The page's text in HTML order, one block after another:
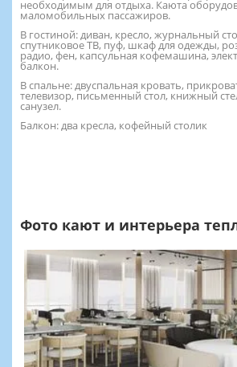
необходимым для отдыха. Каюта
маломобильных пассажиров.
В гостиной: диван, кресло, журнальный
спутниковое ТВ, пуф, шкаф для одежды,
радио, фен, капсульная кофемашина,
балкон.
В спальне: двуспальная кровать,
телевизор, письменный стол, книжный
санузел.
Балкон: два кресла, кофейный столик
Фото кают и интерьера